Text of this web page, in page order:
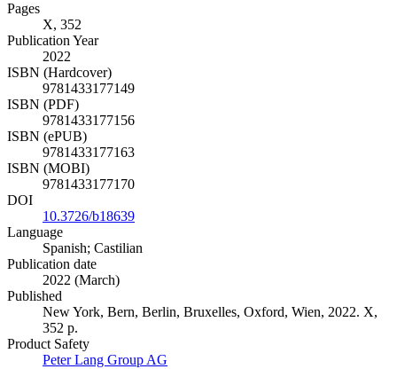
Pages
X, 352
Publication Year
2022
ISBN (Hardcover)
9781433177149
ISBN (PDF)
9781433177156
ISBN (ePUB)
9781433177163
ISBN (MOBI)
9781433177170
DOI
10.3726/b18639
Language
Spanish; Castilian
Publication date
2022 (March)
Published
New York, Bern, Berlin, Bruxelles, Oxford, Wien, 2022. X,
352 p.
Product Safety
Peter Lang Group AG